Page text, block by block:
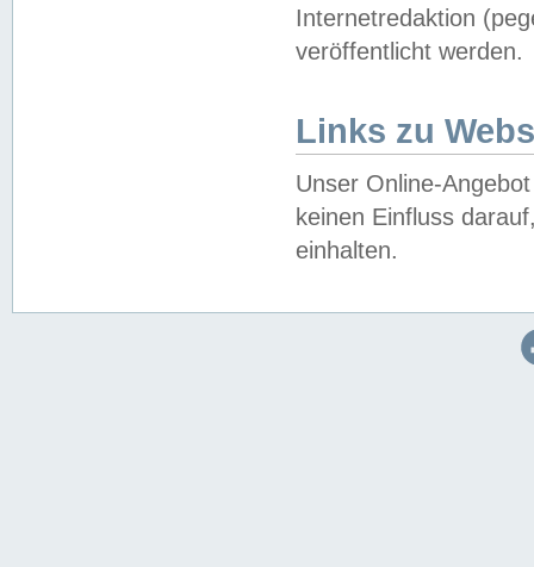
Internetredaktion
veröffentlicht werden.
Links zu
Unser Online-
keinen Einfluss
einhalten.